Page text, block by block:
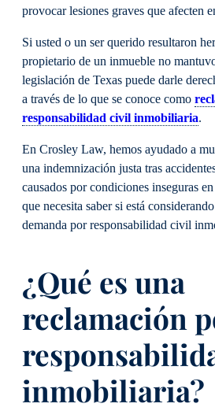
provocar lesiones graves que afecten
Si usted o un ser querido resultaron
propietario de un inmueble no
legislación de Texas puede darle
a través de lo que se conoce como
responsabilidad civil inmobiliaria.
En Crosley Law, hemos ayudado a
una indemnización justa tras
causados por condiciones inseguras
que necesita saber si está
demanda por responsabilidad civil
¿Qué es una
reclamación
inmobiliaria?